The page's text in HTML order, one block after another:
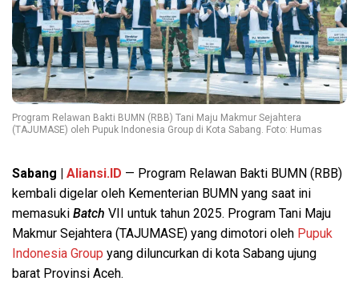
Program Relawan Bakti BUMN (RBB) Tani Maju Makmur Sejahtera
(TAJUMASE) oleh Pupuk Indonesia Group di Kota Sabang. Foto: Humas
Sabang | Aliansi.ID — Program Relawan Bakti BUMN (RBB)
kembali digelar oleh Kementerian BUMN yang saat ini
memasuki Batch VII untuk tahun 2025. Program Tani Maju
Makmur Sejahtera (TAJUMASE) yang dimotori oleh Pupuk
Indonesia Group yang diluncurkan di kota Sabang ujung
barat Provinsi Aceh.